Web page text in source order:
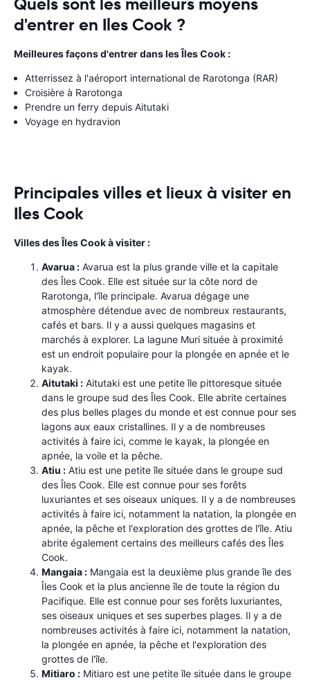
Quels sont les meilleurs moyens
d'entrer en Iles Cook ?
Meilleures façons d'entrer dans les Îles Cook :
Atterrissez à l'aéroport international de Rarotonga (RAR)
Croisière à Rarotonga
Prendre un ferry depuis Aitutaki
Voyage en hydravion
Principales villes et lieux à visiter en
Iles Cook
Villes des Îles Cook à visiter :
Avarua : Avarua est la plus grande ville et la capitale
des Îles Cook. Elle est située sur la côte nord de
Rarotonga, l'île principale. Avarua dégage une
atmosphère détendue avec de nombreux restaurants,
cafés et bars. Il y a aussi quelques magasins et
marchés à explorer. La lagune Muri située à proximité
est un endroit populaire pour la plongée en apnée et le
kayak.
Aitutaki : Aitutaki est une petite île pittoresque située
dans le groupe sud des Îles Cook. Elle abrite certaines
des plus belles plages du monde et est connue pour ses
lagons aux eaux cristallines. Il y a de nombreuses
activités à faire ici, comme le kayak, la plongée en
apnée, la voile et la pêche.
Atiu : Atiu est une petite île située dans le groupe sud
des Îles Cook. Elle est connue pour ses forêts
luxuriantes et ses oiseaux uniques. Il y a de nombreuses
activités à faire ici, notamment la natation, la plongée en
apnée, la pêche et l'exploration des grottes de l'île. Atiu
abrite également certains des meilleurs cafés des Îles
Cook.
Mangaia : Mangaia est la deuxième plus grande île des
Îles Cook et la plus ancienne île de toute la région du
Pacifique. Elle est connue pour ses forêts luxuriantes,
ses oiseaux uniques et ses superbes plages. Il y a de
nombreuses activités à faire ici, notamment la natation,
la plongée en apnée, la pêche et l'exploration des
grottes de l'île.
Mitiaro : Mitiaro est une petite île située dans le groupe